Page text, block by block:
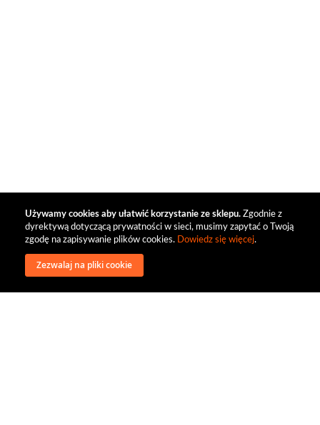
Używamy cookies aby ułatwić korzystanie ze sklepu. Zgodnie z
dyrektywą dotyczącą prywatności w sieci, musimy zapytać o Twoją
zgodę na zapisywanie plików cookies. Dowiedz się więcej.
Zezwalaj na pliki cookie